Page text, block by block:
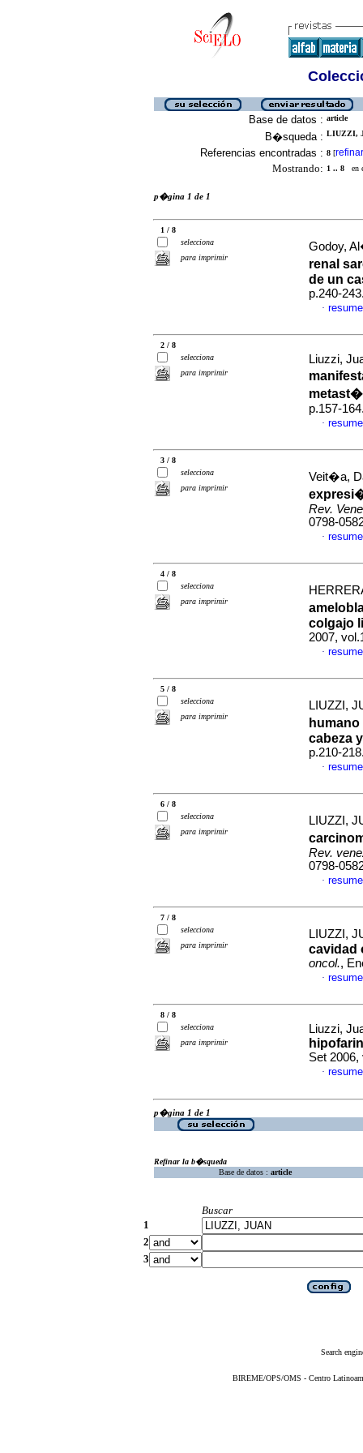
Base de datos : article
B�squeda : LIUZZI,
Referencias encontradas : 8 [refinar
Mostrando: 1 .. 8 en
p�gina 1 de 1
1 / 8
selecciona
para imprimir
Godoy,
renal
de un
p.240-
·
2 / 8
selecciona
para imprimir
Liuzzi,
p.157-
·
3 / 8
selecciona
para imprimir
Veit�a,
Rev.
0798-
·
4 / 8
selecciona
para imprimir
colgajo
2007,
·
5 / 8
selecciona
para imprimir
LIUZZI,
cabeza
p.210-
·
6 / 8
selecciona
para imprimir
LIUZZI,
Rev.
0798-
·
7 / 8
selecciona
para imprimir
LIUZZI,
cavidad
oncol.,
·
8 / 8
selecciona
para imprimir
Liuzzi,
Set 2006,
·
p�gina 1 de 1
Refinar la b�squeda
Base de datos : article
Buscar
1
2
3
Search
BIREME/OPS/OMS - Centro